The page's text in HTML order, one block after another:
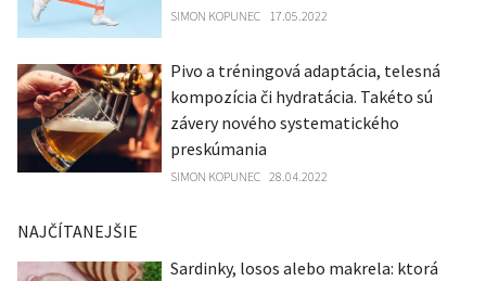
SIMON KOPUNEC 17.05.2022
Pivo a tréningová adaptácia, telesná
kompozícia či hydratácia. Takéto sú
závery nového systematického
preskúmania
SIMON KOPUNEC 28.04.2022
NAJČÍTANEJŠIE
Sardinky, losos alebo makrela: ktorá